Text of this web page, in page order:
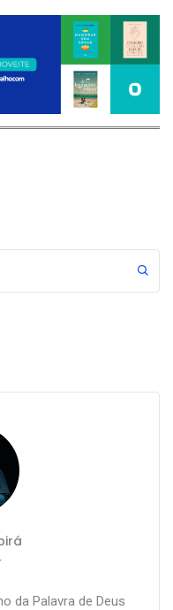
da Palavra de Deus